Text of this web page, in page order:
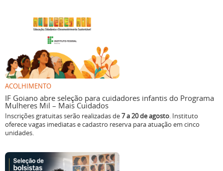
ACOLHIMENTO
IF Goiano abre seleção para cuidadores infantis do Programa
Mulheres Mil – Mais Cuidados
Inscrições gratuitas serão realizadas de7 a 20 de agosto. Instituto
oferece vagas imediatas e cadastro reserva para atuação em cinco
unidades.